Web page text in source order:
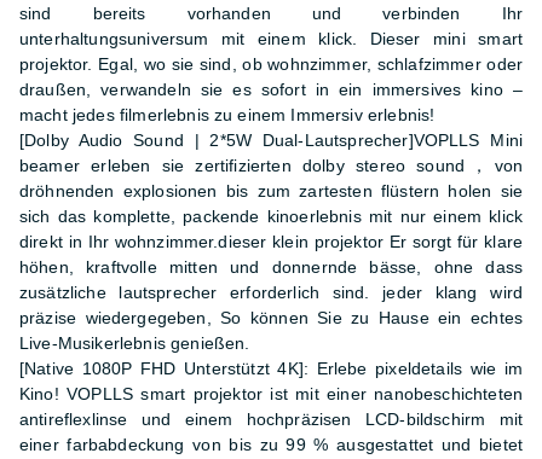
sind bereits vorhanden und verbinden Ihr
unterhaltungsuniversum mit einem klick. Dieser mini smart
projektor. Egal, wo sie sind, ob wohnzimmer, schlafzimmer oder
draußen, verwandeln sie es sofort in ein immersives kino –
macht jedes filmerlebnis zu einem Immersiv erlebnis!
[Dolby Audio Sound | 2*5W Dual-Lautsprecher]VOPLLS Mini
beamer erleben sie zertifizierten dolby stereo sound，von
dröhnenden explosionen bis zum zartesten flüstern holen sie
sich das komplette, packende kinoerlebnis mit nur einem klick
direkt in Ihr wohnzimmer.dieser klein projektor Er sorgt für klare
höhen, kraftvolle mitten und donnernde bässe, ohne dass
zusätzliche lautsprecher erforderlich sind. jeder klang wird
präzise wiedergegeben, So können Sie zu Hause ein echtes
Live-Musikerlebnis genießen.
[Native 1080P FHD Unterstützt 4K]: Erlebe pixeldetails wie im
Kino! VOPLLS smart projektor ist mit einer nanobeschichteten
antireflexlinse und einem hochpräzisen LCD-bildschirm mit
einer farbabdeckung von bis zu 99 % ausgestattet und bietet